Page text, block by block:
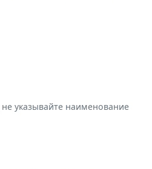
указывайте наименование